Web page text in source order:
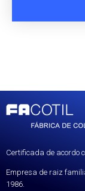
Certificada de acordo
Empresa de raiz
1986.